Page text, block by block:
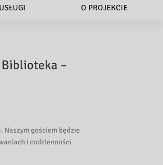
O PROJEKCIE
–
Naszym gościem będzie
i codzienności